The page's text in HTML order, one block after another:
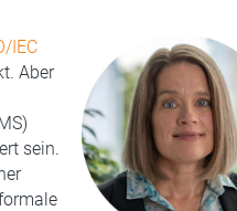
IEC
Aber
sein.